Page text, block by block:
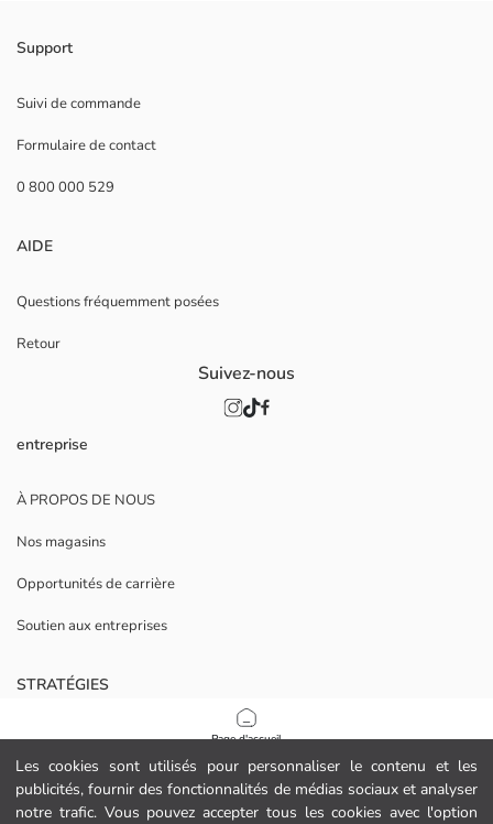
Les cookies sont utilisés pour personnaliser le contenu et les
publicités, fournir des fonctionnalités de médias sociaux et analyser
notre trafic. Vous pouvez accepter tous les cookies avec l'option
Page d'accueil
Catégories
Support
Suivi de commande
Formulaire de contact
0 800 000 529
AIDE
Questions fréquemment posées
Retour
entreprise
À PROPOS DE NOUS
Nos magasins
Opportunités de carrière
Soutien aux entreprises
STRATÉGIES
Politique de confidentialité et de sécurité des données
Conditions d'utilisation
Suivez-nous